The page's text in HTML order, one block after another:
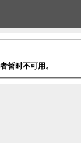
暂时不可用。